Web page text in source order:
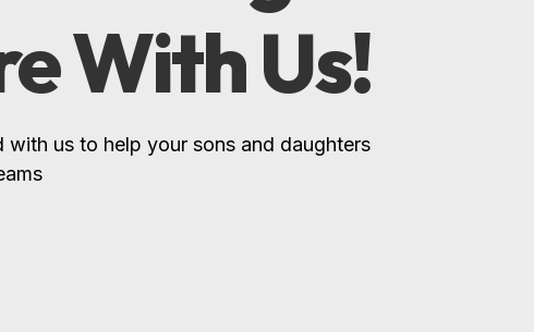
With Us!
with us to help your sons and daughters